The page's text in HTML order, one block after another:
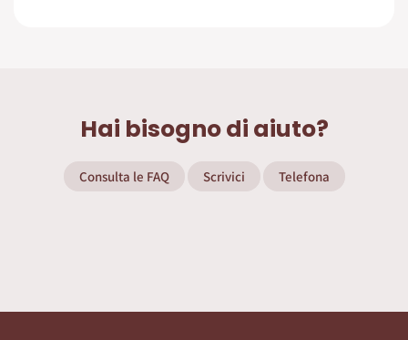
Hai bisogno di aiuto?
Consulta le FAQ Scrivici Telefona